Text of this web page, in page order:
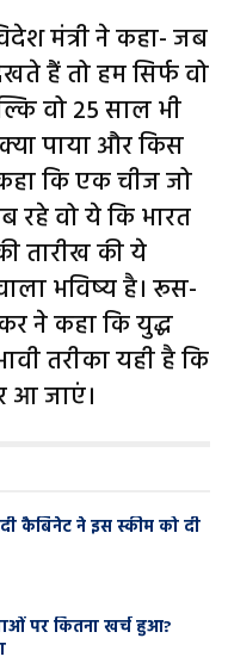
मंत्री ने कहा- जब
हैं तो हम सिर्फ वो
वो 25 साल भी
पाया और किस
कि एक चीज जो
रहे वो ये कि भारत
तारीख की ये
भविष्य है। रूस-
ने कहा कि युद्ध
तरीका यही है कि
आ जाएं।
कैबिनेट ने इस स्कीम को दी
पर कितना खर्च हुआ?